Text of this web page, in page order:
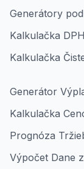
Generátory
Kalkulačka DPH
Kalkulačka
Generátor
Kalkulačka
Prognóza
Výpočet Dane